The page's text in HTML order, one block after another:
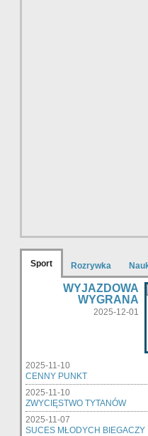
Sport Rozrywka
WYJAZDOWA
WYGRANA
2025-12-01
2025-11-10
CENNY PUNKT
2025-11-10
ZWYCIĘSTWO TYTANÓW
2025-11-07
SUCES MŁODYCH BIEGACZY